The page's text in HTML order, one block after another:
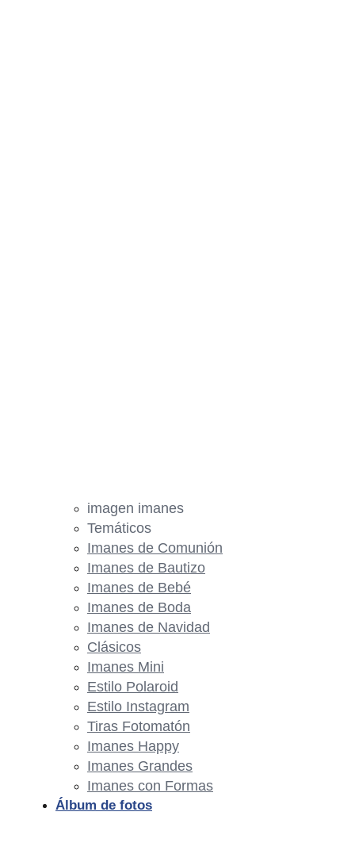
imagen imanes
Temáticos
Imanes de Comunión
Imanes de Bautizo
Imanes de Bebé
Imanes de Boda
Imanes de Navidad
Clásicos
Imanes Mini
Estilo Polaroid
Estilo Instagram
Tiras Fotomatón
Imanes Happy
Imanes Grandes
Imanes con Formas
Álbum de fotos